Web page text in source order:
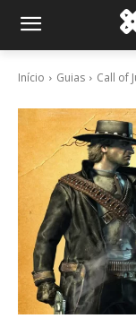
Início Guias Call of